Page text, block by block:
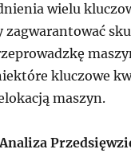
wielu
zagwarantować
kluczowe
maszyn.